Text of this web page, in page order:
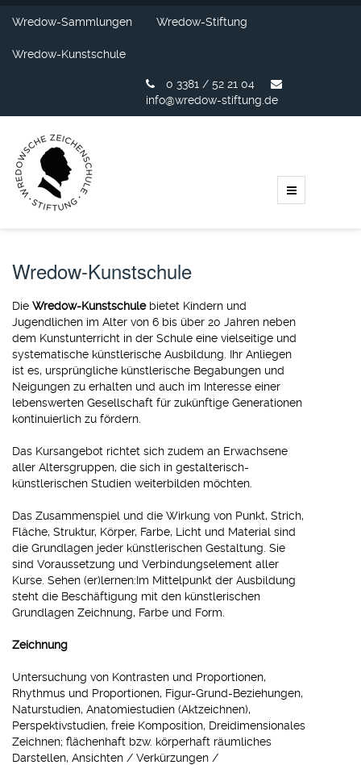
Wredow-Sammlungen Wredow-Stiftung
Wredow-Kunstschule
0 3381 / 52 21 04
info@wredow-stiftung.de
Wredow-Kunstschule
Die Wredow-Kunstschulebietet Kindern und
Jugendlichen im Alter von 6 bis über 20 Jahren neben
dem Kunstunterricht in der Schule eine vielseitige und
systematische künstlerische Ausbildung. Ihr Anliegen
ist es, ursprüngliche künstlerische Begabungen und
Neigungen zu erhalten und auch im Interesse einer
lebenswerten Gesellschaft für zukünftige Generationen
kontinuierlich zu fördern.
Das Kursangebot richtet sich zudem an Erwachsene
aller Altersgruppen, die sich in gestalterisch-
künstlerischen Studien weiterbilden möchten.
Das Zusammenspiel und die Wirkung von Punkt, Strich,
Fläche, Struktur, Körper, Farbe, Licht und Material sind
die Grundlagen jeder künstlerischen Gestaltung. Sie
sind Voraussetzung und Verbindungselement aller
Kurse. Sehen (er)lernen:Im Mittelpunkt der Ausbildung
steht die Beschäftigung mit den künstlerischen
Grundlagen Zeichnung, Farbe und Form.
Zeichnung
Untersuchung von Kontrasten und Proportionen,
Rhythmus und Proportionen, Figur-Grund-Beziehungen,
Naturstudien, Anatomiestudien (Aktzeichnen),
Perspektivstudien, freie Komposition, Dreidimensionales
Zeichnen; flächenhaft bzw. körperhaft räumliches
Darstellen, Ansichten / Verkürzungen /